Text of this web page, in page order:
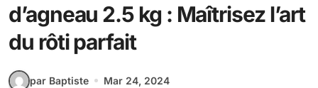
d’agneau 2.5 kg : Maîtrisez l’art
du rôti parfait
par Baptiste Mar 24, 2024